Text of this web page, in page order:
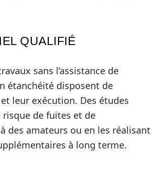
QUALIFIÉ
sans l’assistance de
étanchéité disposent de
leur exécution. Des études
de fuites et de
des amateurs ou en les réalisant
à long terme.